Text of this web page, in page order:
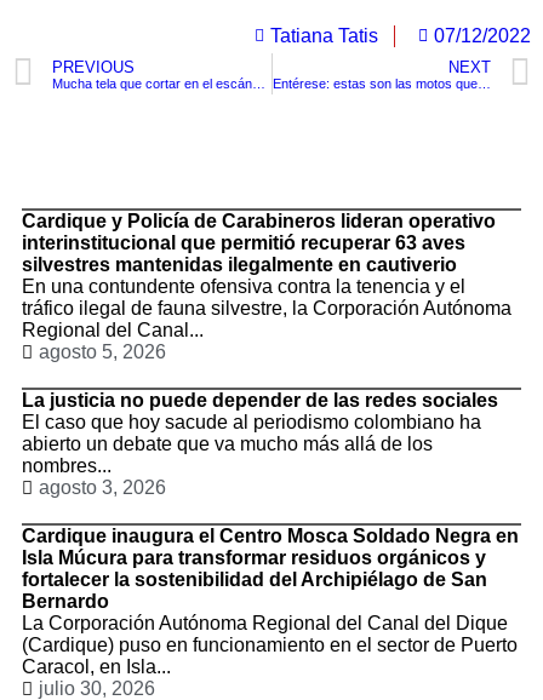
Tatiana Tatis 07/12/2022
PREVIOUS NEXT
Entérese: estas son las motos que tendrán el descuento del 50% en el SOAT.
Cardique y Policía de Carabineros lideran operativo
interinstitucional que permitió recuperar 63 aves
silvestres mantenidas ilegalmente en cautiverio
En una contundente ofensiva contra la tenencia y el
tráfico ilegal de fauna silvestre, la Corporación Autónoma
Regional del Canal...
agosto 5, 2026
La justicia no puede depender de las redes sociales
El caso que hoy sacude al periodismo colombiano ha
abierto un debate que va mucho más allá de los
nombres...
agosto 3, 2026
Cardique inaugura el Centro Mosca Soldado Negra en
Isla Múcura para transformar residuos orgánicos y
fortalecer la sostenibilidad del Archipiélago de San
Bernardo
La Corporación Autónoma Regional del Canal del Dique
(Cardique) puso en funcionamiento en el sector de Puerto
Caracol, en Isla...
julio 30, 2026